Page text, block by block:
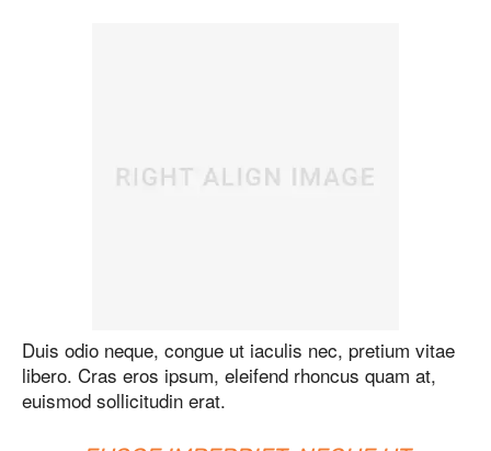
Duis odio neque, congue ut iaculis nec, pretium vitae
libero. Cras eros ipsum, eleifend rhoncus quam at,
euismod sollicitudin erat.